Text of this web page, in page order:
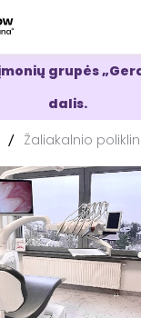
grupės
dalis.
Žaliakalnio